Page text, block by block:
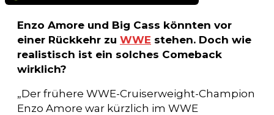
Enzo Amore und Big Cass könnten vor
einer Rückkehr zu WWE stehen. Doch wie
realistisch ist ein solches Comeback
wirklich?
„Der frühere WWE-Cruiserweight-Champion
Enzo Amore war kürzlich im WWE